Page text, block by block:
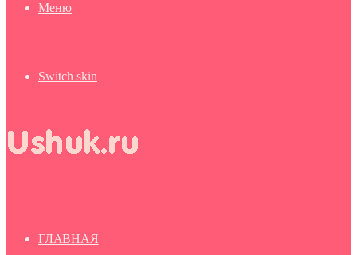
Меню
Switch skin
ГЛАВНАЯ